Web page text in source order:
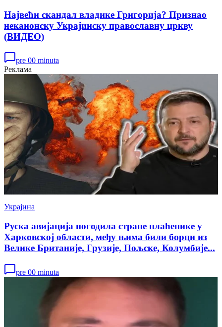
Највећи скандал владике Григорија? Признао
неканонску Украјинску православну цркву
(ВИДЕО)
pre 00 minuta
Реклама
Украјина
Руска авијација погодила стране плаћенике у
Харковској области, међу њима били борци из
Велике Британије, Грузије, Пољске, Колумбије...
pre 00 minuta